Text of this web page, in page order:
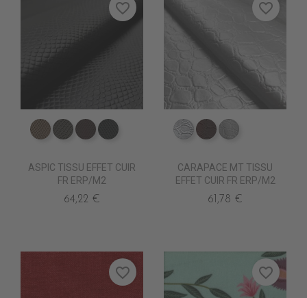
ED0570 CANON
ED0590 BETA
ED0610 CLANDESTIN
ED0630 NOIR
ASPIC TISSU EFFET CUIR
FR ERP/M2
64,22 €
favorite_border
ED0030 Argent
ED0011 Chocolat
ED0000 Blanc
CARAPACE MT TISSU
EFFET CUIR FR ERP/M2
61,78 €
favorite_border
favorite_border favorite_border